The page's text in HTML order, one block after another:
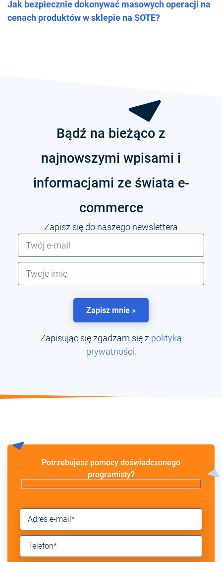
Jak bezpiecznie dokonywać masowych operacji na
cenach produktów w sklepie na SOTE?
Bądź na bieżąco z
najnowszymi wpisami i
informacjami ze świata e-
commerce
Zapisz się do naszego newslettera
Zapisz mnie »
Zapisując się zgadzam się z polityką
prywatności.
Potrzebujesz pomocy doświadczonego
programisty?